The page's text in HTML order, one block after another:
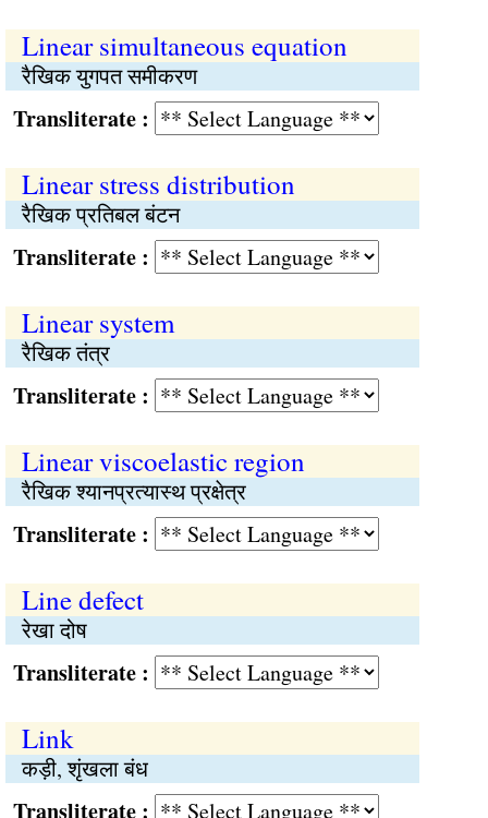
Linear simultaneous equation
रैखिक युगपत समीकरण
:
Linear stress distribution
रैखिक प्रतिबल बंटन
:
Linear system
रैखिक तंत्र
:
Linear viscoelastic region
रैखिक श्यानप्रत्यास्थ प्रक्षेत्र
:
Line defect
रेखा दोष
:
Link
कड़ी, शृंखला बंध
: